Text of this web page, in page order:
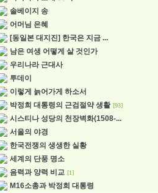
솔베이지 송
어머님 은혜
[동일본 대지진] 한국은 지금 ...
남은 여생 어떻게 살 것인가
우리나라 근대사
투데이
이렇게 늙어가게 하소서
박정희 대통령의 근검절약 생활 [93]
시스티나 성당의 천장벽화(1508-...
서울의 야경
한국전쟁의 생생한 실황
세계의 단풍 명소
음력과 양력 비교 [1]
M16소총과 박정희 대통령